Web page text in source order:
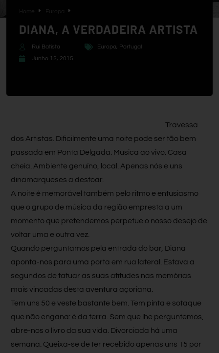
Europa
DIANA, A VERDADEIRA ARTISTA
Rui Batista Europa, Portugal
Junho 12, 2015
Travessa
dos Artistas. Dificilmente uma noite pode ser tão bem
passada em Ponta Delgada. Musica ao vivo. Casa
cheia. Ambiente genuíno, local. Apenas nós e uns
dinamarqueses a destoar.
A noite é memorável também pelo ritmo e entusiasmo
que o grupo de música da região empresta a um
momento que pretendemos perpetue o nosso desejo de
voltar uma e outra vez.
Quando perguntamos pela entrada do bar, Diana
aponta-nos para uma porta em rua lateral. Estava a
segundos de tatuar as suas atitudes nas memórias
mais vincadas desta aventura açoriana.
Tem uns 50 e veste bastante bem. Tem pinta e sotaque
que não engana: é da terra. Sem que lhe perguntemos,
abre-nos o livro da sua vida. Divorciada há uma
semana. Queixa-se de ter recebido apenas uns 15 por